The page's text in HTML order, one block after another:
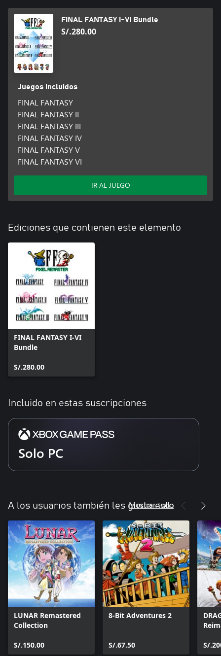
FINAL FANTASY I-VI Bundle
S/.280.00
Juegos incluidos
FINAL FANTASY
FINAL FANTASY II
FINAL FANTASY III
FINAL FANTASY IV
FINAL FANTASY V
FINAL FANTASY VI
IR AL JUEGO
Ediciones que contienen este elemento
FINAL FANTASY I-VI
Bundle
S/.280.00
Incluido en estas suscripciones
Solo PC
A los usuarios también les gusta esto
Mostrar todo
LUNAR Remastered
Collection
S/.150.00
8-Bit Adventures 2
S/.67.50 S/